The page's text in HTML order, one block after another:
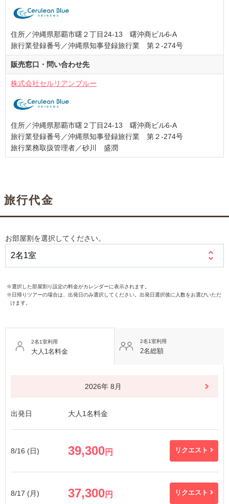
住所／沖縄県那覇市曙２丁目24-13 曙沖商ビル6-A
旅行業登録番号／沖縄県知事登録旅行業 第２-274号
販売窓口・問い合わせ先
株式会社セルリアンブルー
住所／沖縄県那覇市曙２丁目24-13 曙沖商ビル6-A
旅行業登録番号／沖縄県知事登録旅行業 第２-274号
旅行業務取扱管理者／砂川 盛潤
旅行代金
お部屋割を選択してください。
※選択した部屋割り設定の料金がカレンダーに表示されます。
※日帰りツアーの場合は、出発日のみ選択してください。出発日選択後に人数をお選びいただ
けます。
2名1室利用
大人1名料金
2名1室利用
2名総額
2026年 8月
出発日 大人1名料金
8/16 (日) 39,300円 リクエスト
8/17 (月) 37,300円 リクエスト